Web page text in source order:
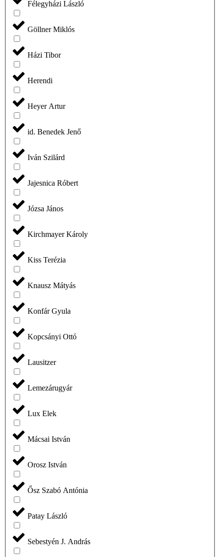
Félegyházi László
Göllner Miklós
Házi Tibor
Herendi
Heyer Artur
id. Benedek Jenő
Iván Szilárd
Jajesnica Róbert
Józsa János
Kirchmayer Károly
Kiss Terézia
Knausz Mátyás
Konfár Gyula
Kopcsányi Ottó
Lausitzer
Lemezárugyár
Lux Elek
Mácsai István
Orosz István
Ősz Szabó Antónia
Patay László
Sebestyén J. András